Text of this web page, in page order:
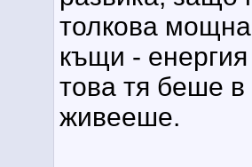
толкова
къщи -
това тя беше
живееше.